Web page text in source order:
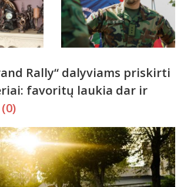
Rally“ dalyviams priskirti
favoritų laukia dar ir
(0)